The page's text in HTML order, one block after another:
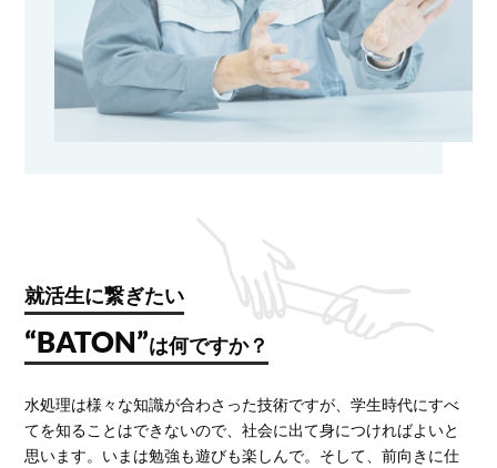
就活生に繋ぎたい
“BATON”は何ですか？
水処理は様々な知識が合わさった技術ですが、学生時代にすべ
てを知ることはできないので、社会に出て身につければよいと
思います。いまは勉強も遊びも楽しんで。そして、前向きに仕